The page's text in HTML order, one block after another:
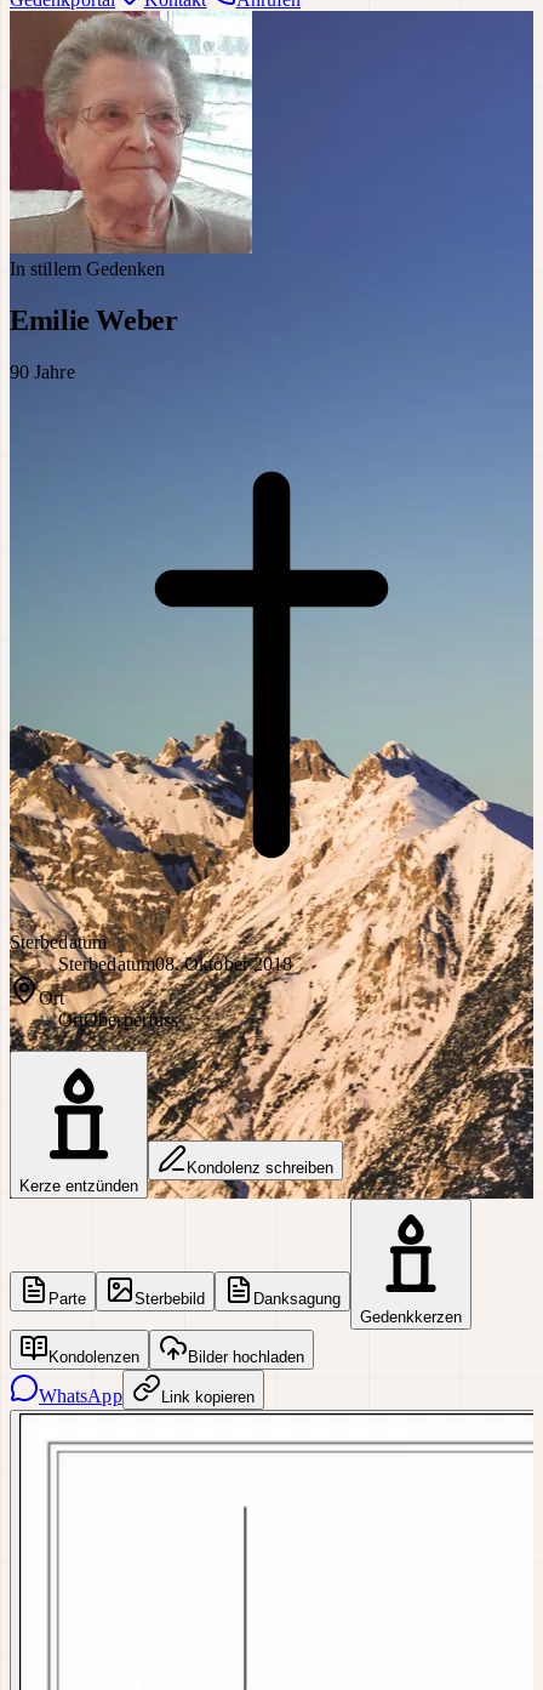
In stillem Gedenken
Emilie Weber
90 Jahre
Sterbedatum
Sterbedatum08. Oktober 2018
Ort
OrtOberperfuss
Kerze entzünden
Kondolenz schreiben
Parte Sterbebild
Danksagung
Gedenkkerzen
Kondolenzen Bilder hochladen
WhatsApp Link kopieren